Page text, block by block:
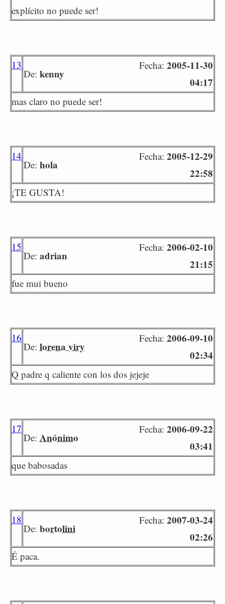
explícito no puede ser!
13
De: kenny
Fecha: 2005-11-30
04:17
mas claro no puede ser!
14
De: hola
Fecha: 2005-12-29
22:58
¡TE GUSTA!
15
De: adrian
Fecha: 2006-02-10
21:15
fue mui bueno
16
De: lorena viry
Fecha: 2006-09-10
02:34
Q padre q caliente con los dos jejeje
17
De: Anónimo
Fecha: 2006-09-22
03:41
que babosadas
18
De: bortolini
Fecha: 2007-03-24
02:26
É paca.